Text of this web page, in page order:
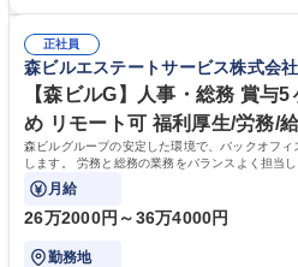
平均100件前後■メール・手紙：同上40件前後 募集職種 中野本社【
相談室】お客様のお声をもとにより良い
すのでご安心ください。 【当社について
う会社として、お客様との出会いを大切
を込めてコミュニケーションをとりな
す。 学歴・資格 学歴：大学院 大学 高専 短大 専修学校 高校 語学力： 資
格：
正社員
森ビルエステートサービス株式会社
【森ビルG】人事・総務 賞与
め リモート可 福利厚生/労務/
森ビルグループの安定した環境で、バックオフ
します。 労務と総務の業務をバランスよく担当
にも挑戦できる、やりがいある環境です。
月給
26万2000円～36万4000円
勤務地